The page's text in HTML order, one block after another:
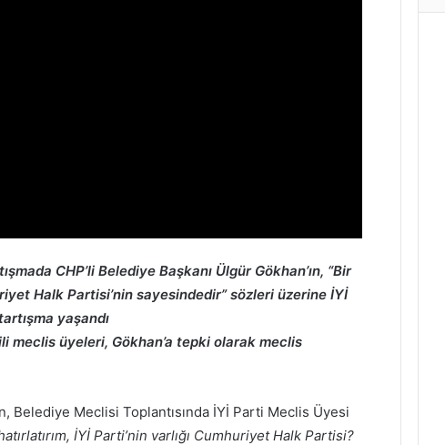
CHP’li Belediye Başkanı Ülgür Gökhan’ın, “Bir
Halk Partisi’nin sayesindedir” sözleri üzerine İYİ
yaşandı
meclis üyeleri, Gökhan’a tepki olarak meclis
Belediye Meclisi Toplantısında İYİ Parti Meclis Üyesi
İYİ Parti’nin varlığı Cumhuriyet Halk Partisi?